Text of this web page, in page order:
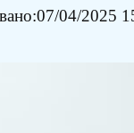
07/04/2025